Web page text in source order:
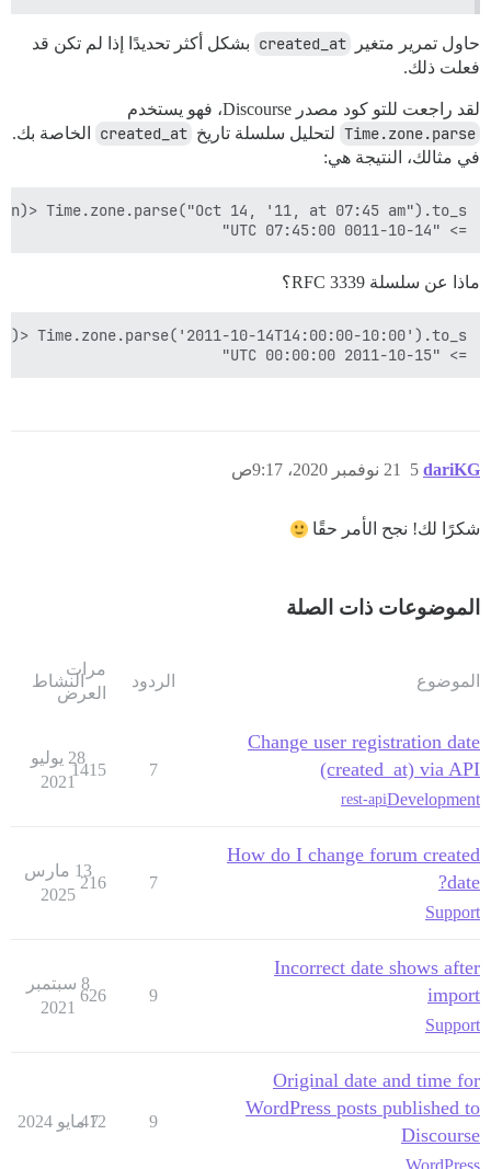
حاول تمرير متغير created_at بشكل أكثر تحديدًا إذا لم تكن قد
فعلت ذلك.
لقد راجعت للتو كود مصدر Discourse، فهو يستخدم
Time.zone.parse لتحليل سلسلة تاريخ created_at
الخاصة بك.
في مثالك، النتيجة هي:
=> "0011-10-14 07:45:00 UTC"
ماذا عن سلسلة RFC 3339؟
=> "2011-10-15 00:00:00 UTC"
dariKG 21 نوفمبر 2020، 9:17ص 5
شكرًا لك! نجح الأمر حقًا
الموضوعات ذات الصلة
الموضوع الردود
مرات
العرض
النشاط
Change user registration date
(created_at) via API
Development
rest-api
7
1415
28 يوليو
2021
How do I change forum created
date?
Support
7
216
13 مارس
2025
Incorrect date shows after
import
Support
9
626
8 سبتمبر
2021
Original date and time for
WordPress posts published to
Discourse
WordPress
9
412
7 مايو 2024